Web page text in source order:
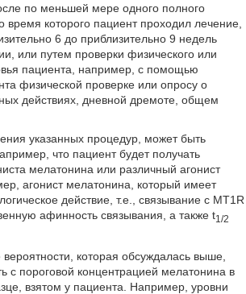
по меньшей мере одного полного
время которого пациент проходил лечение,
6 до приблизительно 9 недель
или путем проверки физического или
пациента, например, с помощью
физической проверке или опросу о
действиях, дневной дремоте, общем
указанных процедур, может быть
что пациент будет получать
мелатонина или различный агонист
агонист мелатонина, который имеет
действие, т.е., связывание с MT1R
афинность связывания, а также t1/2
которая обсуждалась выше,
с пороговой концентрацией мелатонина в
взятом у пациента. Например, уровни